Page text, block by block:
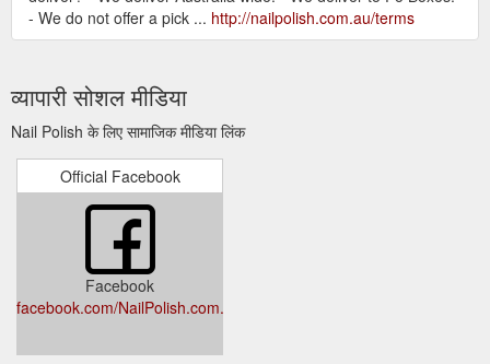
- We do not offer a pick ... http://nailpolish.com.au/terms
व्यापारी सोशल मीडिया
Nail Polish के लिए सामाजिक मीडिया लिंक
Official Facebook
Facebook
facebook.com/NailPolish.com.au